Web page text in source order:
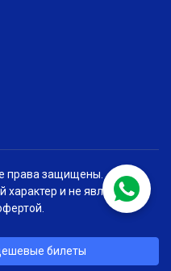
права защищены.
и не является
билеты